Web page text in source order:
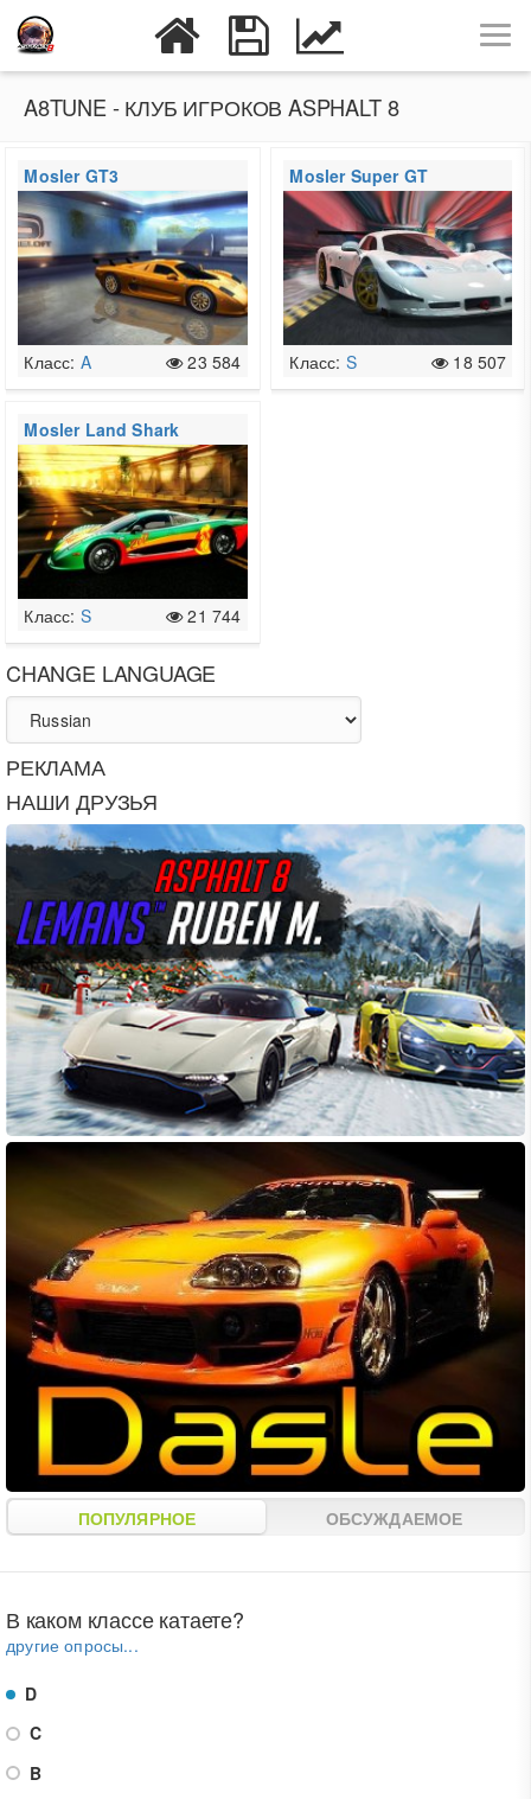
A8TUNE - КЛУБ ИГРОКОВ ASPHALT 8
Mosler GT3
Класс: A 23 584
Mosler Super GT
Класс: S 18 507
Mosler Land Shark
Класс: S 21 744
CHANGE LANGUAGE
РЕКЛАМА
НАШИ ДРУЗЬЯ
ПОПУЛЯРНОЕ ОБСУЖДАЕМОЕ
В каком классе катаете?
другие опросы...
D
C
B